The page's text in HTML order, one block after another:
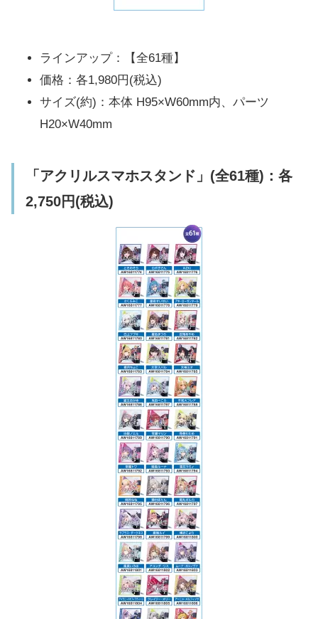
ラインアップ：【全61種】
価格：各1,980円(税込)
サイズ(約)：本体 H95×W60mm内、パーツ
H20×W40mm
「アクリルスマホスタンド」(全61種)：各
2,750円(税込)